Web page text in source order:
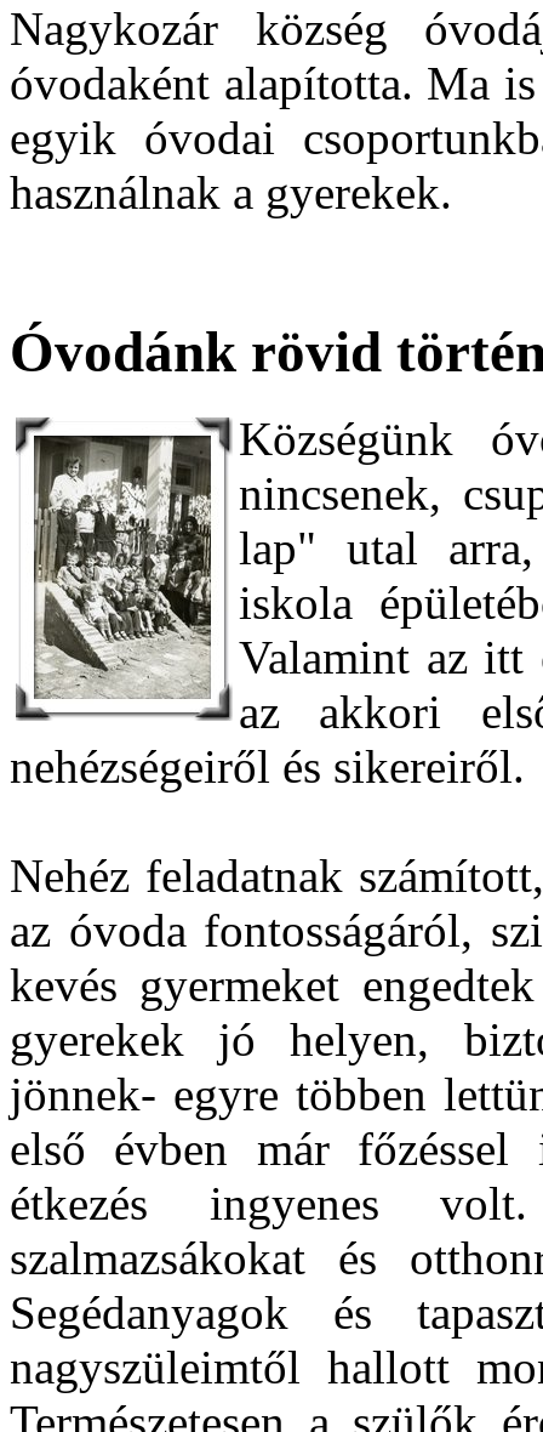
Nagykozár község
óvodaként alapította. Ma
egyik óvodai
használnak a gyerekek.
Óvodánk rövid
Községünk
nincsenek,
lap" utal arra,
iskola
Valamint az itt
az akkori
nehézségeiről és sikereiről.
Nehéz feladatnak
az óvoda fontosságáról,
kevés gyermeket
gyerekek jó helyen,
jönnek- egyre többen
első évben már főzéssel
étkezés ingyenes
szalmazsákokat és
Segédanyagok és
nagyszüleimtől hallott
Természetesen a szülők